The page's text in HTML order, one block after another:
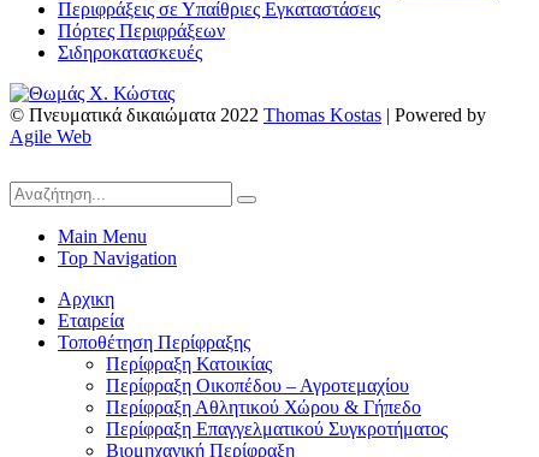
Περιφράξεις σε Υπαίθριες Εγκαταστάσεις
Πόρτες Περιφράξεων
Σιδηροκατασκευές
© Πνευματικά δικαιώματα 2022 Thomas Kostas | Powered by
Agile Web
Main Menu
Top Navigation
Αρχικη
Εταιρεία
Τοποθέτηση Περίφραξης
Περίφραξη Κατοικίας
Περίφραξη Οικοπέδου – Αγροτεμαχίου
Περίφραξη Αθλητικού Χώρου & Γήπεδο
Περίφραξη Επαγγελματικού Συγκροτήματος
Βιομηχανική Περίφραξη